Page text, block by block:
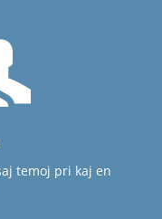
temoj pri kaj en